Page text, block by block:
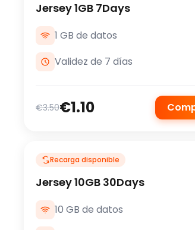
Jersey 1GB 7Days
1 GB de datos
Validez de 7 días
€3.50€1.10
Recarga disponible
Jersey 10GB 30Days
10 GB de datos